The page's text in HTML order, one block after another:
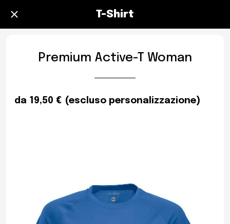
T-Shirt
Premium Active-T Woman
da 19,50 € (escluso personalizzazione)